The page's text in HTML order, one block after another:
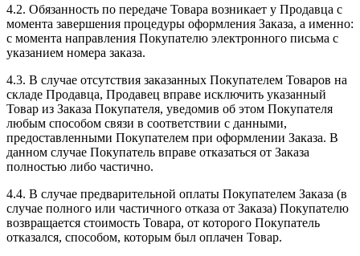
4.2. Обязанность по передаче Товара возникает у Продавца с
момента завершения процедуры оформления Заказа, а именно:
с момента направления Покупателю электронного письма с
указанием номера заказа.
4.3. В случае отсутствия заказанных Покупателем Товаров на
складе Продавца, Продавец вправе исключить указанный
Товар из Заказа Покупателя, уведомив об этом Покупателя
любым способом связи в соответствии с данными,
предоставленными Покупателем при оформлении Заказа. В
данном случае Покупатель вправе отказаться от Заказа
полностью либо частично.
4.4. В случае предварительной оплаты Покупателем Заказа (в
случае полного или частичного отказа от Заказа) Покупателю
возвращается стоимость Товара, от которого Покупатель
отказался, способом, которым был оплачен Товар.